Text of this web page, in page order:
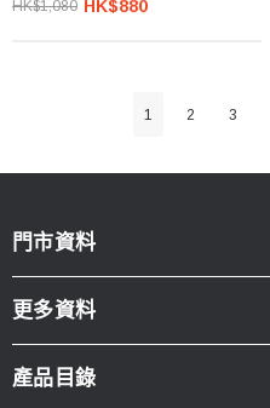
HK$1,080 HK$880
1 2 3
門市資料
更多資料
產品目錄